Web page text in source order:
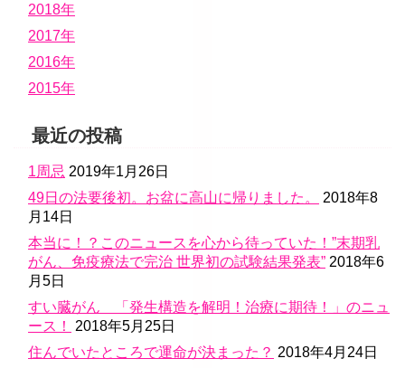
2018年
2017年
2016年
2015年
最近の投稿
1周忌 2019年1月26日
49日の法要後初。お盆に高山に帰りました。
2018年8
月14日
本当に！？このニュースを心から待っていた！”末期乳
がん、免疫療法で完治 世界初の試験結果発表” 2018年6
月5日
すい臓がん 「発生構造を解明！治療に期待！」のニュ
ース！
2018年5月25日
住んでいたところで運命が決まった？ 2018年4月24日